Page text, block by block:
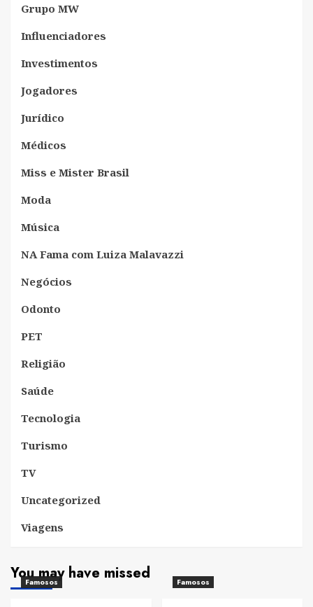
Grupo MW
Influenciadores
Investimentos
Jogadores
Jurídico
Médicos
Miss e Mister Brasil
Moda
Música
NA Fama com Luiza Malavazzi
Negócios
Odonto
PET
Religião
Saúde
Tecnologia
Turismo
TV
Uncategorized
Viagens
You may have missed
Famosos Famosos